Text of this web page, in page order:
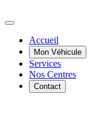
Accueil
Mon Véhicule
Services
Nos Centres
Contact